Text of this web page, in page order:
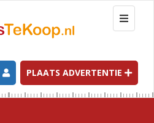
T
o
g
l
e
n
PLAATS ADVERTENTIE